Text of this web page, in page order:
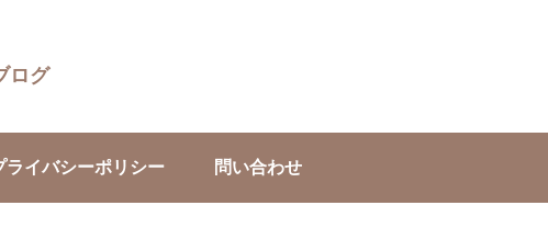
ログ
ライバシーポリシー 問い合わせ